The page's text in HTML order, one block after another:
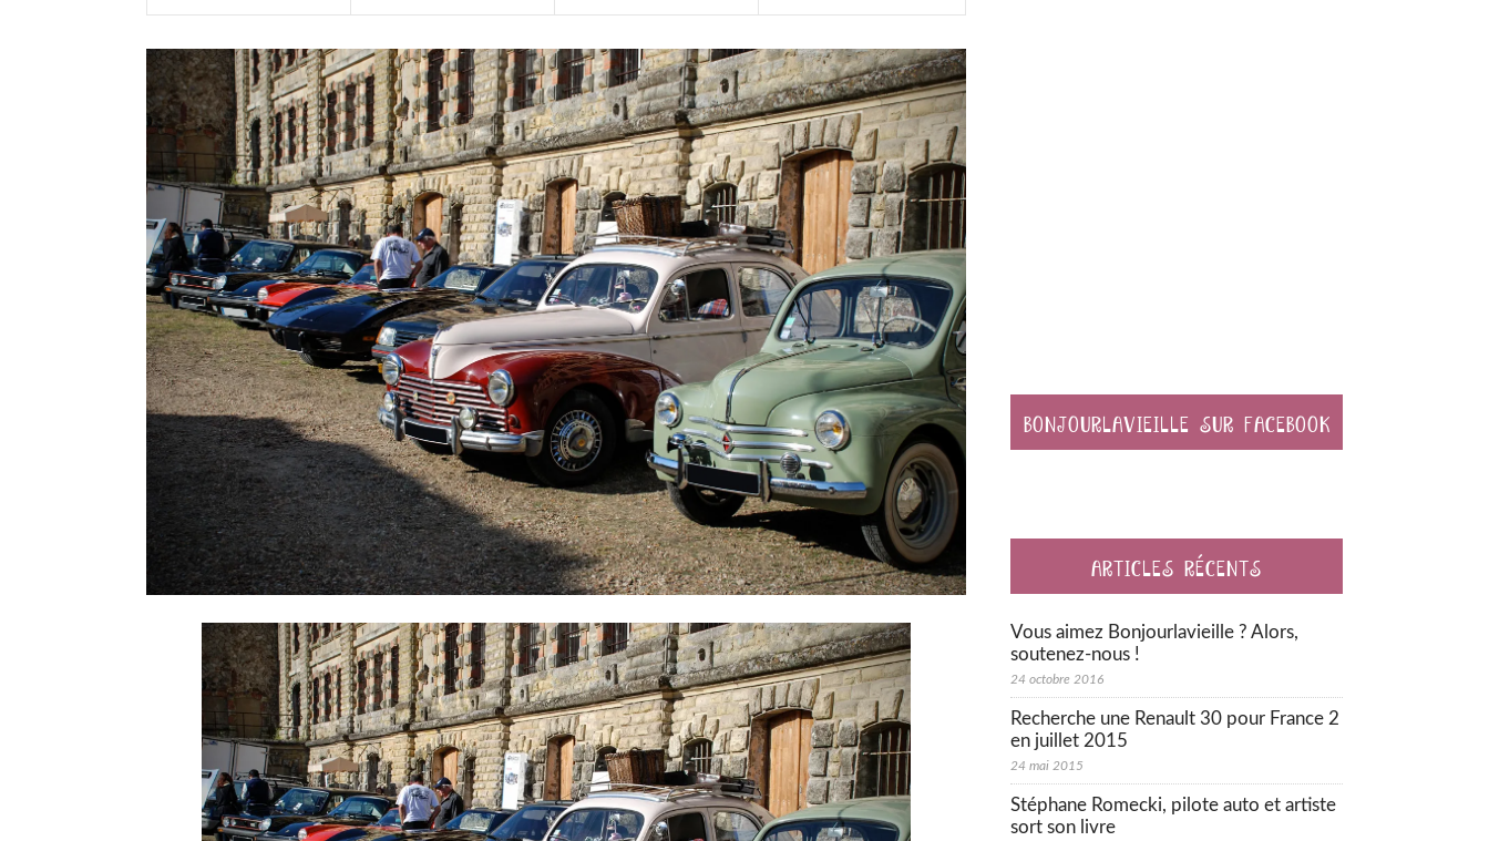
BONJOURLAVIEILLE SUR FACEBOOK
ARTICLES RÉCENTS
Vous aimez Bonjourlavieille ? Alors,
soutenez-nous !
24 octobre 2016
Recherche une Renault 30 pour France 2
en juillet 2015
24 mai 2015
Stéphane Romecki, pilote auto et artiste
sort son livre